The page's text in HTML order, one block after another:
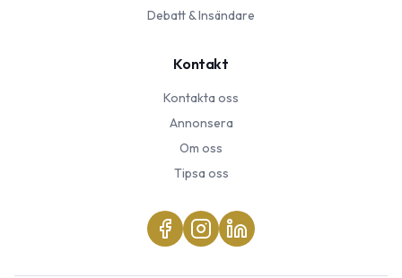
Debatt & Insändare
Kontakt
Kontakta oss
Annonsera
Om oss
Tipsa oss